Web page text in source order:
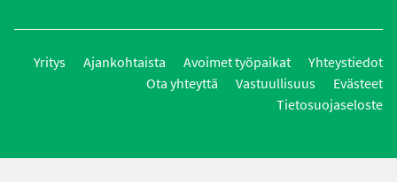
Yritys Ajankohtaista Avoimet työpaikat
Yhteystiedot
Ota yhteyttä
Vastuullisuus
Evästeet
Tietosuojaseloste